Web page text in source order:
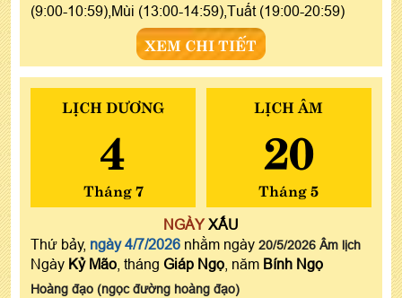
(9:00-10:59),Mùi (13:00-14:59),Tuất (19:00-20:59)
XEM CHI TIẾT
LỊCH DƯƠNG
4
Tháng 7
LỊCH ÂM
20
Tháng 5
NGÀYXẤU
Thứ bảy, ngày 4/7/2026 nhằm ngày 20/5/2026 Âm lịch
Ngày Kỷ Mão , tháng Giáp Ngọ , năm Bính Ngọ
Hoàng đạo (ngọc đường hoàng đạo)